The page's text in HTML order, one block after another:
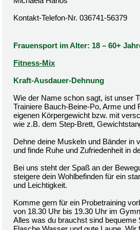
Kontakt-Telefon-Nr. 036741-56379
Frauensport im Alter: 18 – 60+
Fitness-Mix
Kraft-Ausdauer-Dehnung
Wie der Name schon sagt, ist unser
Trainiere Bauch-Beine-Po, Arme und
eigenen Körpergewicht bzw. mit
wie z.B. dem Step-Brett,
Dehne deine Muskeln und Bänder in
und finde Ruhe und Zufriedenheit in
Bei uns steht der Spaß an der
steigere dein Wohlbefinden für ein
und Leichtigkeit.
Komme gern für ein Probetraining
von 18.30 Uhr bis 19.30 Uhr im
Alles was du brauchst sind bequeme